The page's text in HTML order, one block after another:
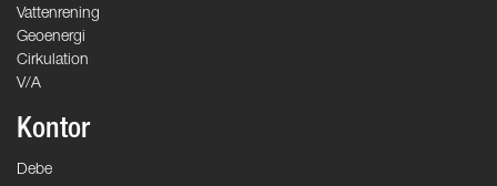
Vattenrening
Geoenergi
Cirkulation
V/A
Kontor
Debe